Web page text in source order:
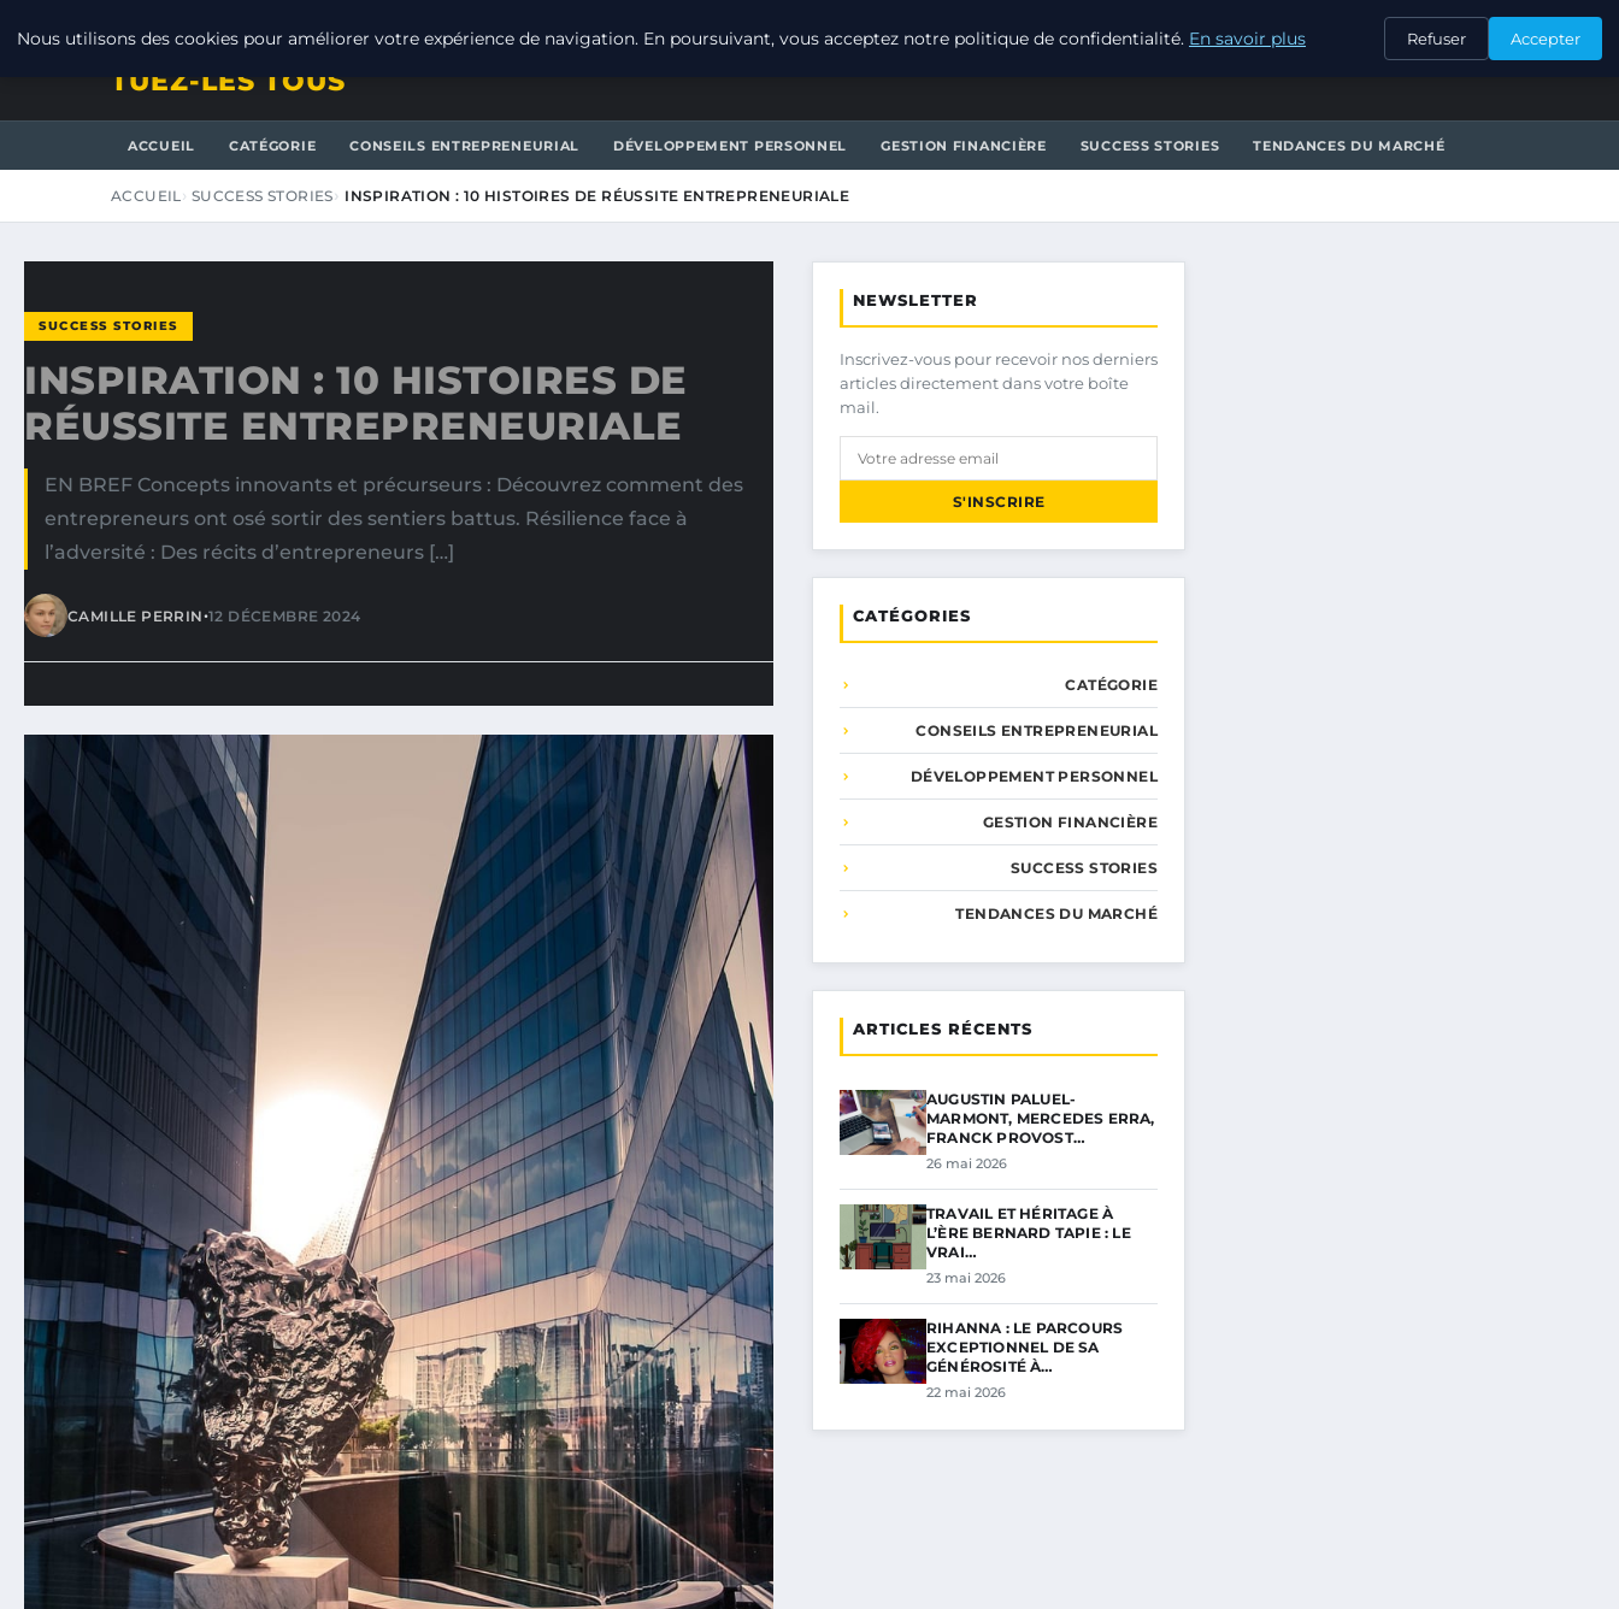
CONTACT
TUEZ-LES TOUS
ACCUEIL CATÉGORIE CONSEILS ENTREPRENEURIAL DÉVELOPPEMENT PERSONNEL GESTION FINANCIÈRE SUCCESS STORIES TENDANCES DU MARCHÉ
ACCUEIL SUCCESS STORIES INSPIRATION : 10 HISTOIRES DE RÉUSSITE ENTREPRENEURIALE
SUCCESS STORIES
INSPIRATION : 10 HISTOIRES DE
RÉUSSITE ENTREPRENEURIALE
EN BREF Concepts innovants et précurseurs : Découvrez comment des
entrepreneurs ont osé sortir des sentiers battus. Résilience face à
l’adversité : Des récits d’entrepreneurs […]
CAMILLE PERRIN•12 DÉCEMBRE 2024
NEWSLETTER
Inscrivez-vous pour recevoir nos derniers
articles directement dans votre boîte
mail.
S'INSCRIRE
CATÉGORIES
CATÉGORIE
CONSEILS ENTREPRENEURIAL
DÉVELOPPEMENT PERSONNEL
GESTION FINANCIÈRE
SUCCESS STORIES
TENDANCES DU MARCHÉ
ARTICLES RÉCENTS
AUGUSTIN PALUEL-
MARMONT, MERCEDES ERRA,
FRANCK PROVOST…
26 mai 2026
TRAVAIL ET HÉRITAGE À
L’ÈRE BERNARD TAPIE : LE
VRAI…
23 mai 2026
RIHANNA : LE PARCOURS
EXCEPTIONNEL DE SA
GÉNÉROSITÉ À…
22 mai 2026
Nous utilisons des cookies pour améliorer votre expérience de navigation. En poursuivant, vous acceptez notre politique de confidentialité. En savoir plus Refuser Accepter